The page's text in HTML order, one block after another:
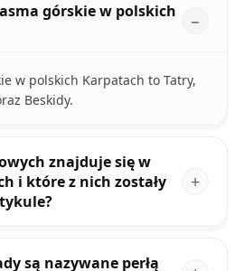
górskie w polskich
w polskich Karpatach to Tatry,
Beskidy.
znajduje się w
i które z nich zostały
są nazywane perłą